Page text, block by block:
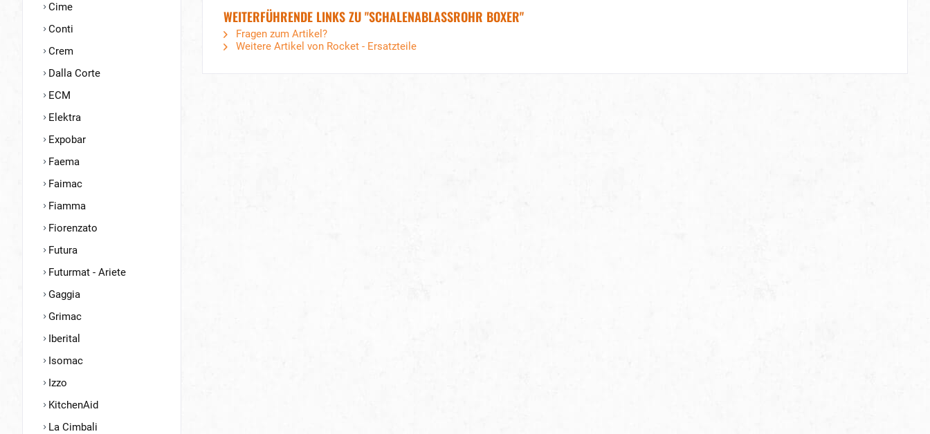
Cime
Conti
Crem
Dalla Corte
ECM
Elektra
Expobar
Faema
Faimac
Fiamma
Fiorenzato
Futura
Futurmat - Ariete
Gaggia
Grimac
Iberital
Isomac
Izzo
KitchenAid
La Cimbali
WEITERFÜHRENDE LINKS ZU "SCHALENABLASSROHR BOXER"
Fragen zum Artikel?
Weitere Artikel von Rocket - Ersatzteile